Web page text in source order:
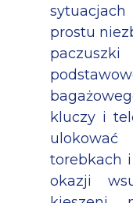
prostu
kluczy i
torebkach
okazji